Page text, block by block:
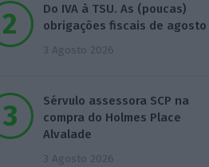
Do IVA à TSU. As (poucas)
obrigações fiscais de agosto
3 Agosto 2026
Sérvulo assessora SCP na
compra do Holmes Place
Alvalade
3 Agosto 2026